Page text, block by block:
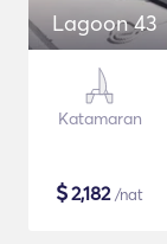
Lagoon 43
Katamaran
$2,182/nat